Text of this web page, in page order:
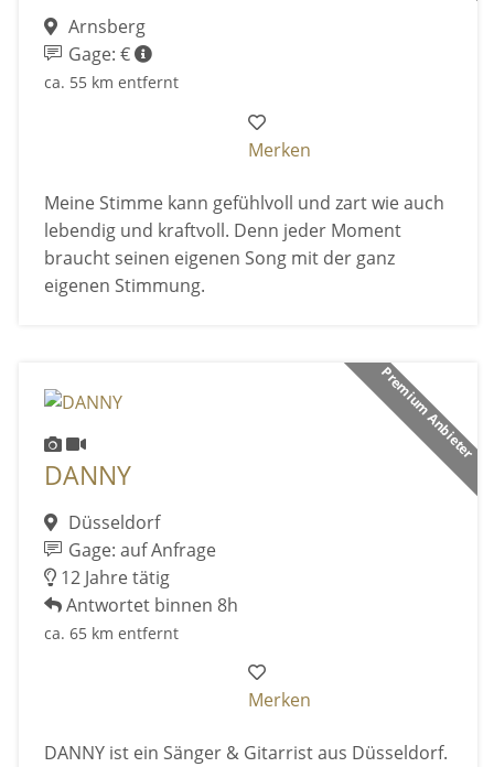
Arnsberg
Gage: €
ca. 55 km entfernt
Merken
Meine Stimme kann gefühlvoll und zart wie auch
lebendig und kraftvoll. Denn jeder Moment
braucht seinen eigenen Song mit der ganz
eigenen Stimmung.
Premium Anbieter
DANNY
Düsseldorf
Gage: auf Anfrage
12 Jahre tätig
Antwortet binnen 8h
ca. 65 km entfernt
Merken
DANNY ist ein Sänger & Gitarrist aus Düsseldorf.